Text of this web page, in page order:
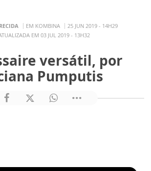
EM KOMBINA
25 JUN 2019 - 14H29
EM 03 JUL 2019 - 13H32
versátil, por
Pumputis